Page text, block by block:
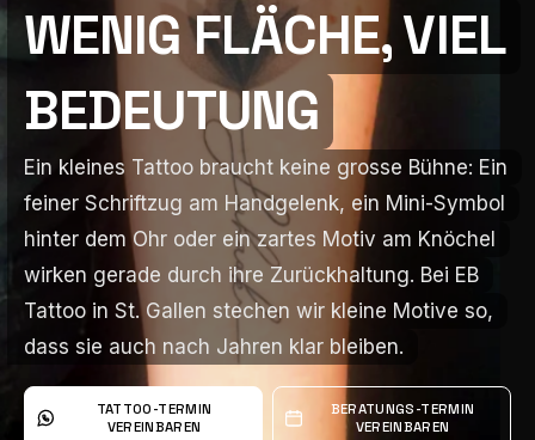
WENIG FLÄCHE, VIEL
BEDEUTUNG
Ein kleines Tattoo braucht keine grosse Bühne: Ein
feiner Schriftzug am Handgelenk, ein Mini-Symbol
hinter dem Ohr oder ein zartes Motiv am Knöchel
wirken gerade durch ihre Zurückhaltung. Bei EB
Tattoo in St. Gallen stechen wir kleine Motive so,
dass sie auch nach Jahren klar bleiben.
WENIG FLÄCHE, VIEL
BEDEUTUNG
Ein kleines Tattoo braucht keine grosse Bühne: Ein
feiner Schriftzug am Handgelenk, ein Mini-Symbol
hinter dem Ohr oder ein zartes Motiv am Knöchel
wirken gerade durch ihre Zurückhaltung. Bei EB
Tattoo in St. Gallen stechen wir kleine Motive so,
dass sie auch nach Jahren klar bleiben.
TATTOO-TERMIN
VEREINBAREN
BERATUNGS-TERMIN
VEREINBAREN